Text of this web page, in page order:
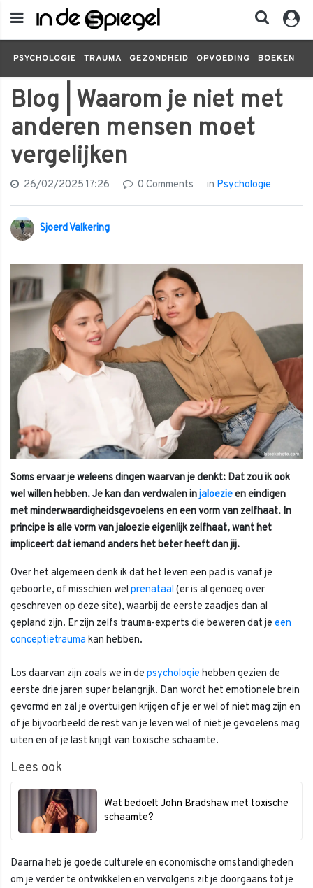
PSYCHOLOGIE TRAUMA GEZONDHEID OPVOEDING BOEKEN
Blog | Waarom je niet met
anderen mensen moet
vergelijken
26/02/2025 17:26 0 Comments in Psychologie
Sjoerd Valkering
Soms ervaar je weleens dingen waarvan je denkt: Dat zou ik ook
wel willen hebben. Je kan dan verdwalen injaloezieen eindigen
met minderwaardigheidsgevoelens en een vorm van zelfhaat. In
principe is alle vorm van jaloezie eigenlijk zelfhaat, want het
impliceert dat iemand anders het beter heeft dan jij.
Over het algemeen denk ik dat het leven een pad is vanaf je
geboorte, of misschien wel prenataal (er is al genoeg over
geschreven op deze site), waarbij de eerste zaadjes dan al
gepland zijn. Er zijn zelfs trauma-experts die beweren dat je een
conceptietrauma kan hebben.
Los daarvan zijn zoals we in de psychologie hebben gezien de
eerste drie jaren super belangrijk. Dan wordt het emotionele brein
gevormd en zal je overtuigen krijgen of je er wel of niet mag zijn en
of je bijvoorbeeld de rest van je leven wel of niet je gevoelens mag
uiten en of je last krijgt van toxische schaamte.
Lees ook
Wat bedoelt John Bradshaw met toxische
schaamte?
Daarna heb je goede culturele en economische omstandigheden
om je verder te ontwikkelen en vervolgens zit je doorgaans tot je